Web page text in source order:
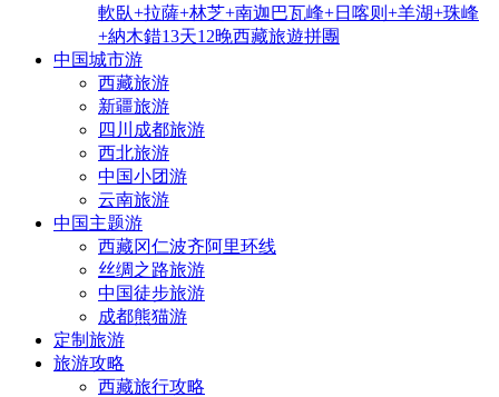
軟臥+拉薩+林芝+南迦巴瓦峰+日喀则+羊湖+珠峰
+納木錯13天12晚西藏旅遊拼團
中国城市游
西藏旅游
新疆旅游
四川成都旅游
西北旅游
中国小团游
云南旅游
中国主题游
西藏冈仁波齐阿里环线
丝绸之路旅游
中国徒步旅游
成都熊猫游
定制旅游
旅游攻略
西藏旅行攻略